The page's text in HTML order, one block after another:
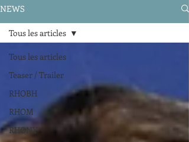
NEWS
Tous les articles
Teaser / Trailer
RHOBH
RHOM
RHONY
Tous les articles